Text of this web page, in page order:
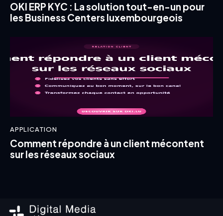
OKI ERP KYC : La solution tout-en-un pour
les Business Centers luxembourgeois
APPLICATION
Comment répondre à un client mécontent
sur les réseaux sociaux